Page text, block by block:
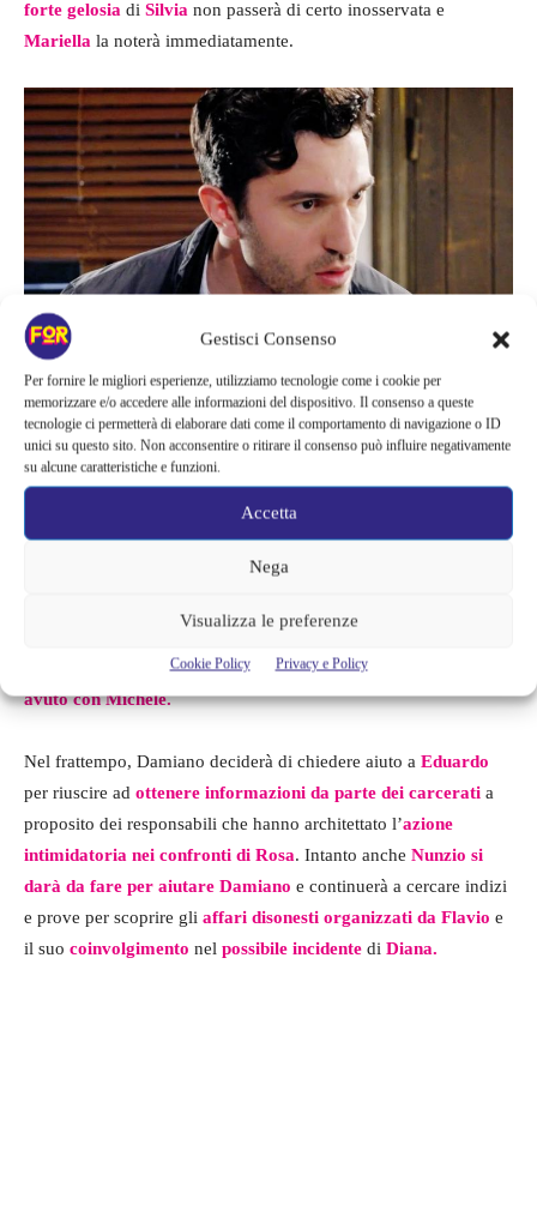
Gestisci Consenso
Per fornire le migliori esperienze, utilizziamo tecnologie come i cookie per
memorizzare e/o accedere alle informazioni del dispositivo. Il consenso a queste
tecnologie ci permetterà di elaborare dati come il comportamento di navigazione o ID
unici su questo sito. Non acconsentire o ritirare il consenso può influire negativamente
su alcune caratteristiche e funzioni.
Accetta
Nega
Visualizza le preferenze
Cookie Policy Privacy e Policy
forte gelosia di Silvia non passerà di certo inosservata e
Mariella la noterà immediatamente.
Damiano pronto a tutto – Fortementein.com
Il piano di Damiano
lascerà di stucco sia i telespettatori che suo figlio
Filippoquando, ad un certo punto, gli chiederà unfavore
inimmaginabile. Un’
discuterne con Mariella. Viene da chiedersi se Silvia avrà il
coraggio di svelare a Mariella l’
avventura passionale che ha
avuto con Michele.
Nel frattempo, Damiano deciderà di chiedere aiuto a Eduardo
per riuscire ad ottenere informazioni da parte dei carcerati a
proposito dei responsabili che hanno architettato l’azione
intimidatoria nei confronti di Rosa. Intanto anche Nunzio si
darà da fare per aiutare Damiano e continuerà a cercare indizi
e prove per scoprire gli affari disonesti organizzati da Flavio e
il suo coinvolgimento nel possibile incidente di Diana.